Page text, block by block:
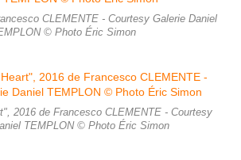
CLEMENTE - Courtesy Galerie Daniel
© Photo Éric Simon
2016 de Francesco CLEMENTE - Courtesy
TEMPLON © Photo Éric Simon